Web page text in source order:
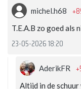
michel.h68
T.E.A.B zo goed als
23-05-2026 18:20
AderikFR
Altijd in de